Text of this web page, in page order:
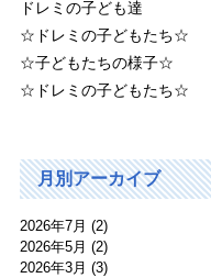
月別アーカイブ
2026年7月 (2)
2026年5月 (2)
2026年3月 (3)
ドレミの子ども達
☆ドレミの子どもたち☆
☆子どもたちの様子☆
☆ドレミの子どもたち☆